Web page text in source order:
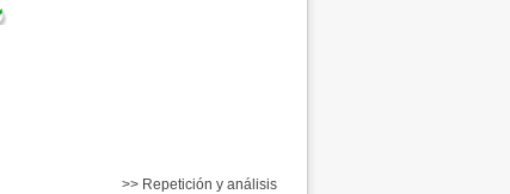
>> Repetición y análisis